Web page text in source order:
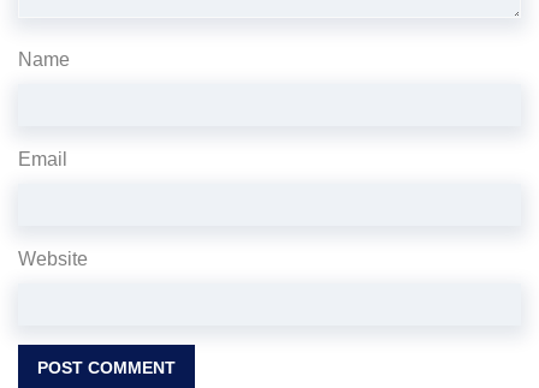
Name
Email
Website